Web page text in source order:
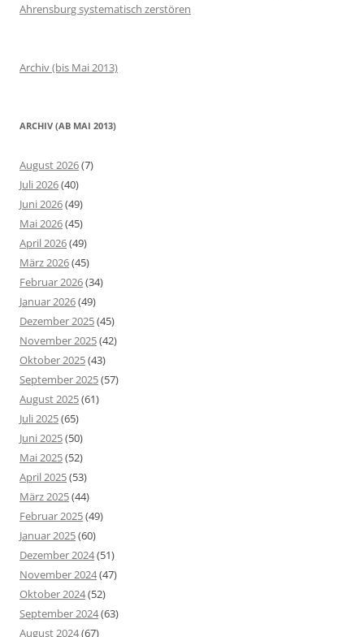
Ahrensburg systematisch zerstören
Archiv (bis Mai 2013)
ARCHIV (AB MAI 2013)
August 2026(7)
Juli 2026(40)
Juni 2026(49)
Mai 2026(45)
April 2026(49)
März 2026(45)
Februar 2026(34)
Januar 2026(49)
Dezember 2025(45)
November 2025(42)
Oktober 2025(43)
September 2025(57)
August 2025(61)
Juli 2025(65)
Juni 2025(50)
Mai 2025(52)
April 2025(53)
März 2025(44)
Februar 2025(49)
Januar 2025(60)
Dezember 2024(51)
November 2024(47)
Oktober 2024(52)
September 2024(63)
August 2024(67)